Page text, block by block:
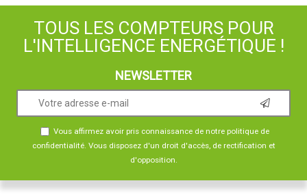
TOUS LES COMPTEURS POUR
L'INTELLIGENCE ENERGÉTIQUE !
NEWSLETTER
Vous affirmez avoir pris connaissance de notre politique de
confidentialité. Vous disposez d'un droit d'accès, de rectification et
d'opposition.